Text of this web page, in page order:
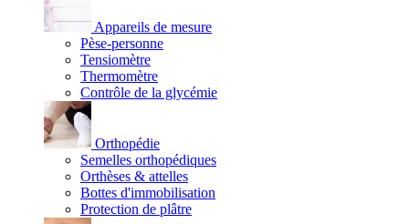
Appareils de mesure
Pèse-personne
Tensiomètre
Thermomètre
Contrôle de la glycémie
Orthopédie
Semelles orthopédiques
Orthèses & attelles
Bottes d'immobilisation
Protection de plâtre